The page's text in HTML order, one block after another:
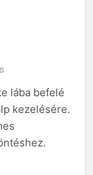
lába befelé
kezelésére.